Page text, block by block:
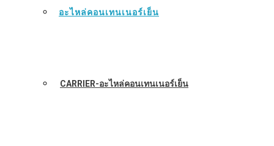
อะไหล่คอนเทนเนอร์เย็น
CARRIER-อะไหล่คอนเทนเนอร์เย็น